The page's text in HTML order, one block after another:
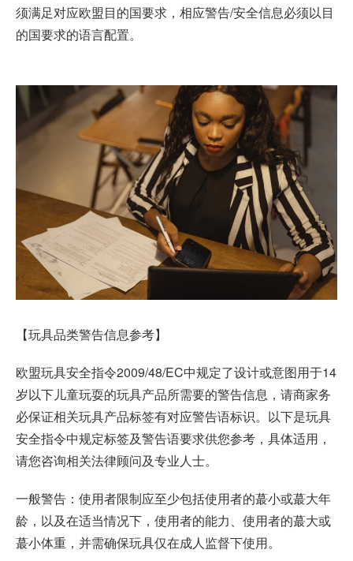
须满足对应欧盟目的国要求，相应警告/安全信息必须以目
的国要求的语言配置。
【玩具品类警告信息参考】
欧盟玩具安全指令2009/48/EC中规定了设计或意图用于14
岁以下儿童玩耍的玩具产品所需要的警告信息，请商家务
必保证相关玩具产品标签有对应警告语标识。以下是玩具
安全指令中规定标签及警告语要求供您参考，具体适用，
请您咨询相关法律顾问及专业人士。
一般警告：使用者限制应至少包括使用者的蕞小或蕞大年
龄，以及在适当情况下，使用者的能力、使用者的蕞大或
蕞小体重，并需确保玩具仅在成人监督下使用。